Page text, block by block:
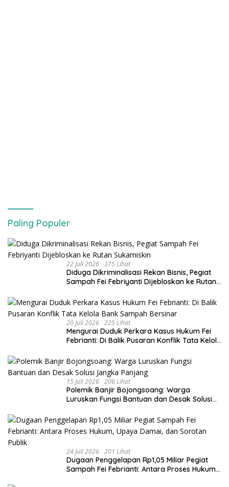
Paling Populer
22 Juli 2026 375 Lihat
Diduga Dikriminalisasi Rekan Bisnis, Pegiat
Sampah Fei Febriyanti Dijebloskan ke Rutan
20 Juli 2026 225 Lihat
​Mengurai Duduk Perkara Kasus Hukum Fei
Febrianti: Di Balik Pusaran Konflik Tata Kelola
15 Juli 2026 206 Lihat
Polemik Banjir Bojongsoang: Warga
Luruskan Fungsi Bantuan dan Desak Solusi
24 Juli 2026 201 Lihat
Dugaan Penggelapan Rp1,05 Miliar Pegiat
Sampah Fei Febrianti: Antara Proses Hukum,